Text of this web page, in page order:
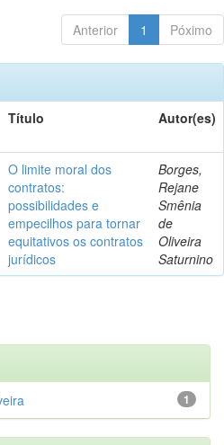
Anterior 1 Póximo
Título Autor(es)
O limite moral dos
contratos:
possibilidades e
empecilhos para tornar
equitativos os contratos
jurídicos
Borges,
Rejane
Smênia
de
Oliveira
Saturnino
1